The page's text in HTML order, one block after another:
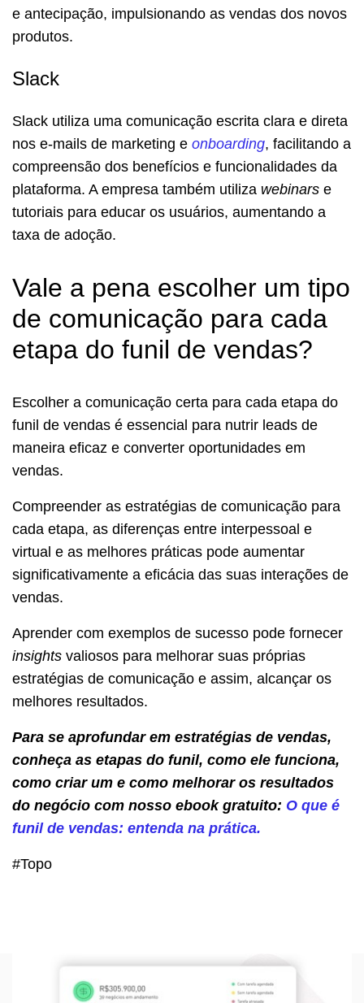
e antecipação, impulsionando as vendas dos novos
produtos.
Slack
Slack utiliza uma comunicação escrita clara e direta
nos e-mails de marketing e onboarding, facilitando a
compreensão dos benefícios e funcionalidades da
plataforma. A empresa também utiliza webinars e
tutoriais para educar os usuários, aumentando a
taxa de adoção.
Vale a pena escolher um tipo
de comunicação para cada
etapa do funil de vendas?
Escolher a comunicação certa para cada etapa do
funil de vendas é essencial para nutrir leads de
maneira eficaz e converter oportunidades em
vendas.
Compreender as estratégias de comunicação para
cada etapa, as diferenças entre interpessoal e
virtual e as melhores práticas pode aumentar
significativamente a eficácia das suas interações de
vendas.
Aprender com exemplos de sucesso pode fornecer
insights valiosos para melhorar suas próprias
estratégias de comunicação e assim, alcançar os
melhores resultados.
Para se aprofundar em estratégias de vendas,
conheça as etapas do funil, como ele funciona,
como criar um e como melhorar os resultados
do negócio com nosso ebook gratuito: O que é
funil de vendas: entenda na prática.
#Topo